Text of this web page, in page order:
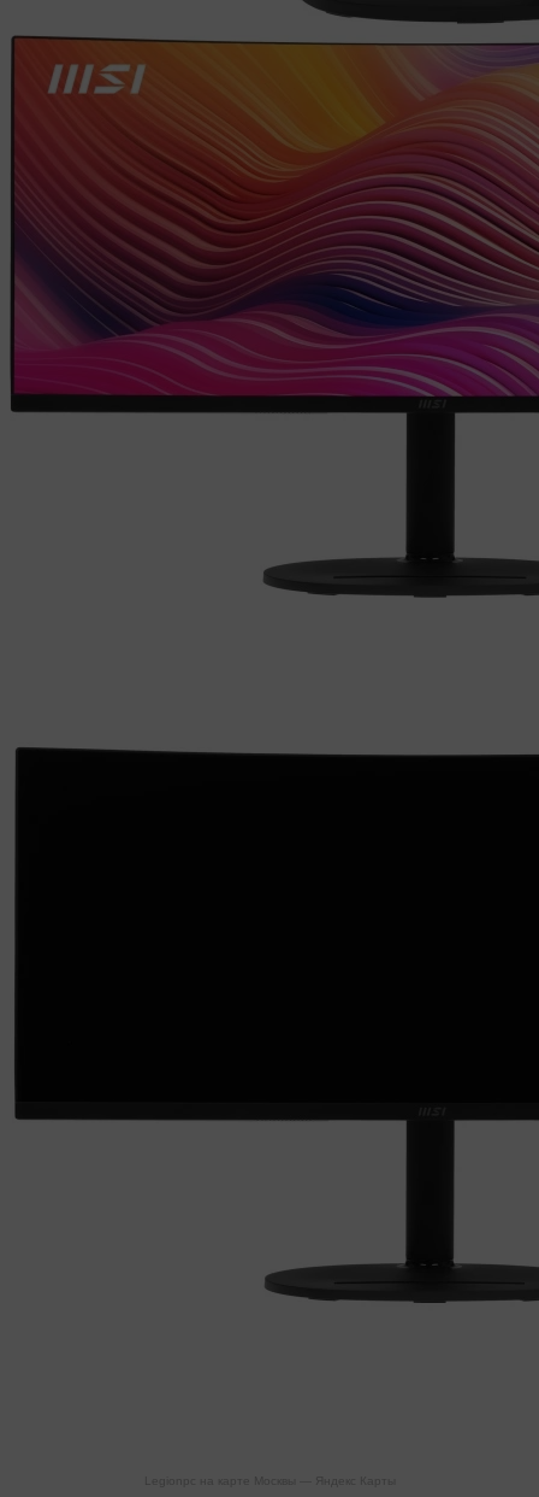
Legionpc на карте Москвы — Яндекс Карты